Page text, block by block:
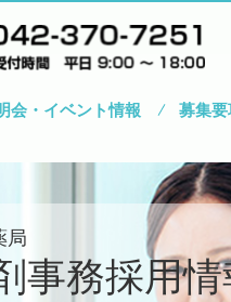
会・イベント情報 募集要
局
事務採用